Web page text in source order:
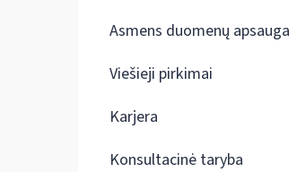
Asmens duomenų apsauga
Viešieji pirkimai
Karjera
Konsultacinė taryba